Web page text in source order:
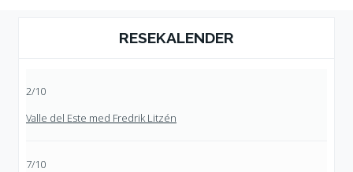
RESEKALENDER
2/10
Valle del Este med Fredrik Litzén
7/10